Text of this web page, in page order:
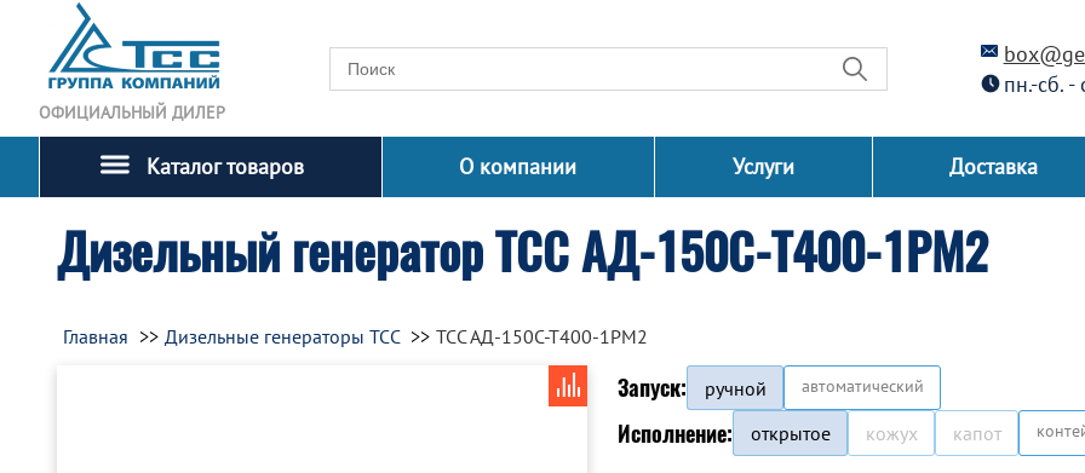
ОФИЦИАЛЬНЫЙ ДИЛЕР
пн.-сб.
Каталог товаров О компании Услуги Доставка
Дизельный генератор ТСС АД-150С-Т400-1РМ2
Главная Дизельные генераторы ТСС ТСС АД-150С-Т400-1РМ2
Запуск: ручной автоматический
Исполнение: открытое кожух капот